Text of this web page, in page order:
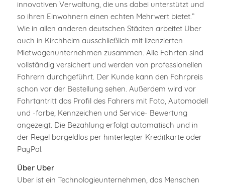
innovativen Verwaltung, die uns dabei unterstützt und
so ihren Einwohnern einen echten Mehrwert bietet.”
Wie in allen anderen deutschen Städten arbeitet Uber
auch in Kirchheim ausschließlich mit lizenzierten
Mietwagenunternehmen zusammen. Alle Fahrten sind
vollständig versichert und werden von professionellen
Fahrern durchgeführt. Der Kunde kann den Fahrpreis
schon vor der Bestellung sehen. Außerdem wird vor
Fahrtantritt das Profil des Fahrers mit Foto, Automodell
und -farbe, Kennzeichen und Service- Bewertung
angezeigt. Die Bezahlung erfolgt automatisch und in
der Regel bargeldlos per hinterlegter Kreditkarte oder
PayPal.
Über Uber
Uber ist ein Technologieunternehmen, das Menschen